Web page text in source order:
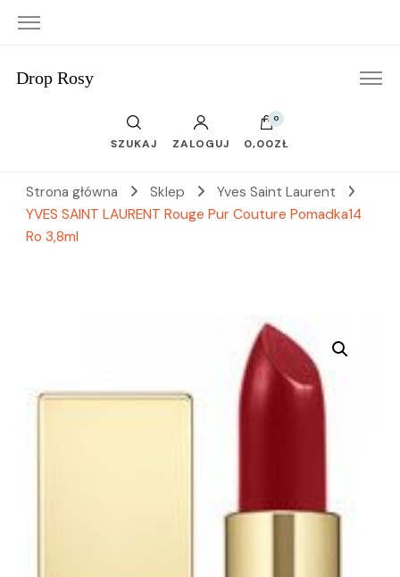
Drop Rosy
SZUKAJ ZALOGUJ
0
0,00ZŁ
Strona główna Sklep
Yves Saint Laurent
YVES SAINT LAURENT Rouge Pur Couture Pomadka14
Ro 3,8ml